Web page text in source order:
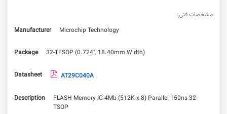
مشخصات فنی:
Manufacturer
Microchip Technology
Package 32-TFSOP (0.724", 18.40mm Width)
Datasheet AT29C040A
Description
FLASH Memory IC 4Mb (512K x 8) Parallel 150ns 32-
TSOP